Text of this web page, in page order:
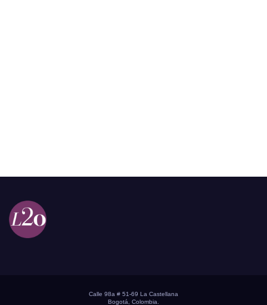
Calle 98a # 51-69 La Castellana
Bogotá, Colombia.